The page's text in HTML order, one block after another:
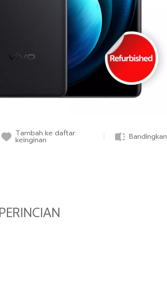
Tambah ke daftar
keinginan
Bandingkan
PERINCIAN